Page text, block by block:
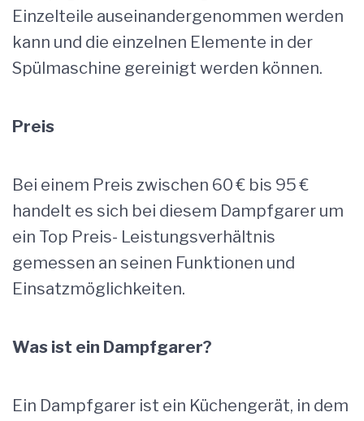
Einzelteile auseinandergenommen werden
kann und die einzelnen Elemente in der
Spülmaschine gereinigt werden können.
Preis
Bei einem Preis zwischen 60 € bis 95 €
handelt es sich bei diesem Dampfgarer um
ein Top Preis- Leistungsverhältnis
gemessen an seinen Funktionen und
Einsatzmöglichkeiten.
Was ist ein Dampfgarer?
Ein Dampfgarer ist ein Küchengerät, in dem